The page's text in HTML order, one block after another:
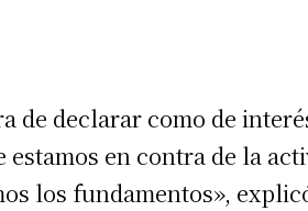
de declarar como de
en contra de la
los fundamentos»,